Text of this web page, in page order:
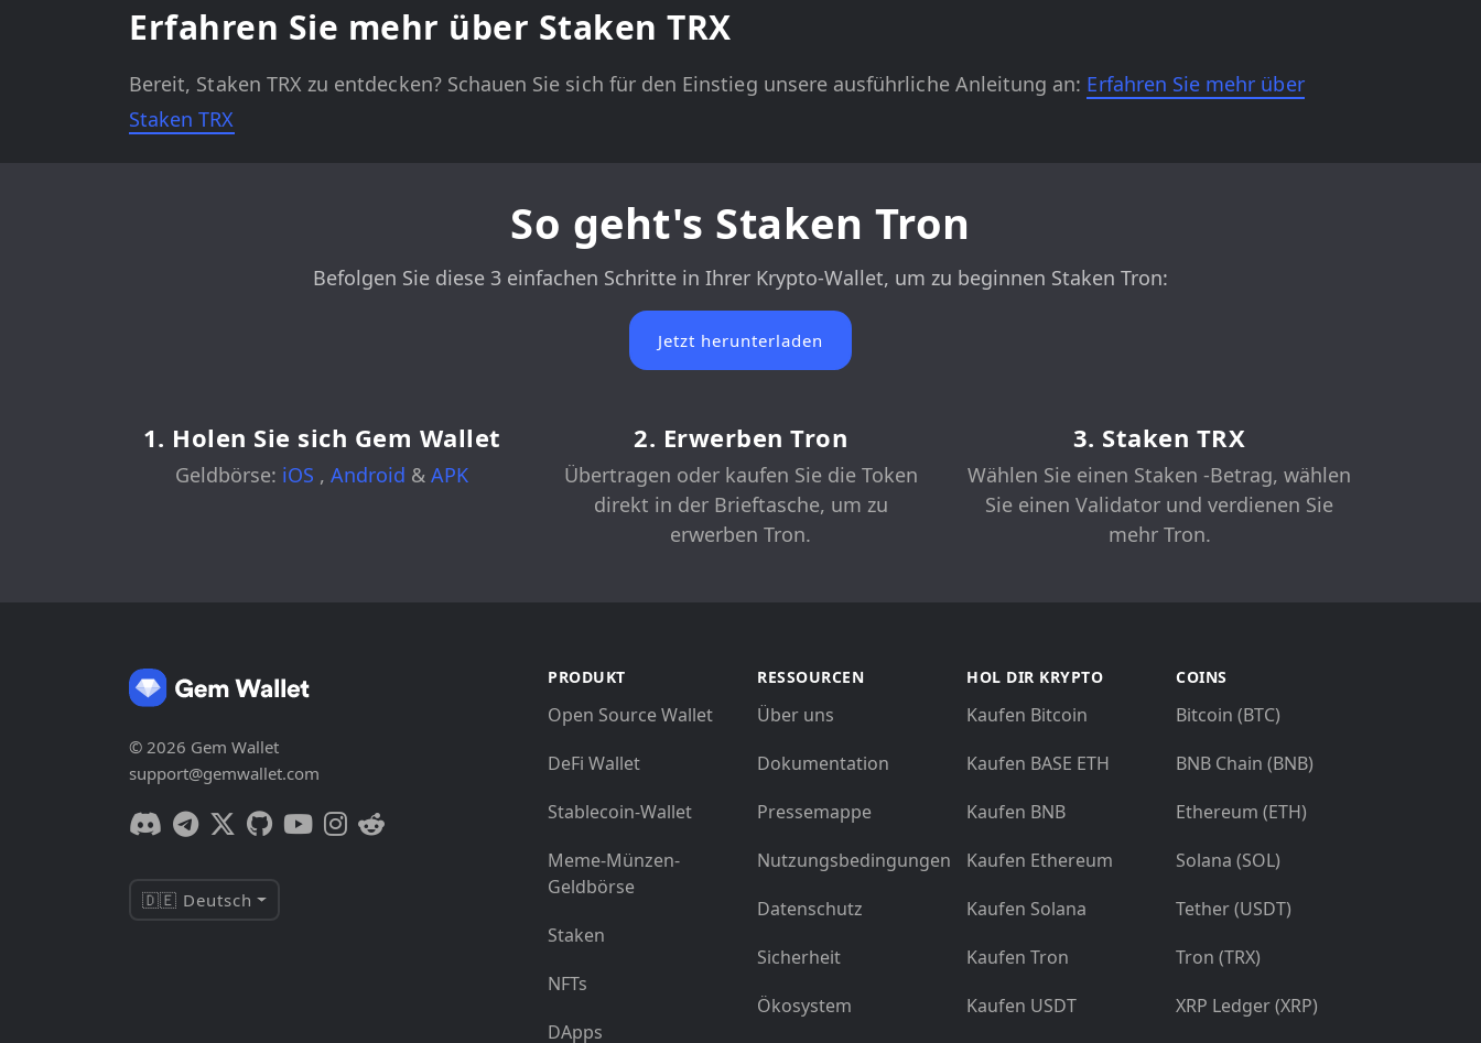
Erfahren Sie mehr über Staken TRX
Bereit, Staken TRX zu entdecken? Schauen Sie sich für den Einstieg unsere ausführliche Anleitung an: Erfahren Sie mehr über
Staken TRX
So geht's Staken Tron
Befolgen Sie diese 3 einfachen Schritte in Ihrer Krypto-Wallet, um zu beginnen Staken Tron:
Jetzt herunterladen
1. Holen Sie sich Gem Wallet
Geldbörse: iOS , Android & APK
2. Erwerben Tron
Übertragen oder kaufen Sie die Token
direkt in der Brieftasche, um zu
erwerben Tron.
3. Staken TRX
Wählen Sie einen Staken -Betrag, wählen
Sie einen Validator und verdienen Sie
mehr Tron.
© 2026 Gem Wallet
support@gemwallet.com
🇩🇪 Deutsch
PRODUKT
Open Source Wallet
DeFi Wallet
Stablecoin-Wallet
Meme-Münzen-
Geldbörse
Staken
NFTs
DApps
RESSOURCEN
Über uns
Dokumentation
Pressemappe
Nutzungsbedingungen
Datenschutz
Sicherheit
Ökosystem
HOL DIR KRYPTO
Kaufen Bitcoin
Kaufen BASE ETH
Kaufen BNB
Kaufen Ethereum
Kaufen Solana
Kaufen Tron
Kaufen USDT
COINS
Bitcoin (BTC)
BNB Chain (BNB)
Ethereum (ETH)
Solana (SOL)
Tether (USDT)
Tron (TRX)
XRP Ledger (XRP)